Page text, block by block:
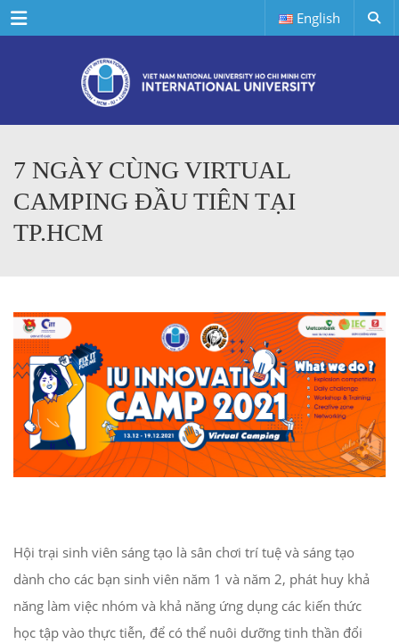
Menu English
7 NGÀY CÙNG VIRTUAL
CAMPING ĐẦU TIÊN TẠI
TP.HCM
Hội trại sinh viên sáng tạo là sân chơi trí tuệ và sáng tạo
dành cho các bạn sinh viên năm 1 và năm 2, phát huy khả
năng làm việc nhóm và khả năng ứng dụng các kiến thức
học tập vào thực tiễn, để có thể nuôi dưỡng tinh thần đổi